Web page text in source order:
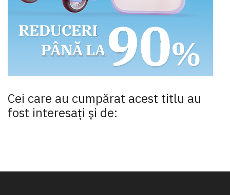
Cei care au cumpărat acest titlu au
fost interesaţi şi de: